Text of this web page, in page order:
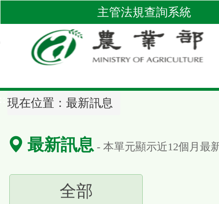
到
區
塊
主管法規查詢系統
現在位置： 最新訊息
最新訊息 - 本單元顯示近12個月最
全部